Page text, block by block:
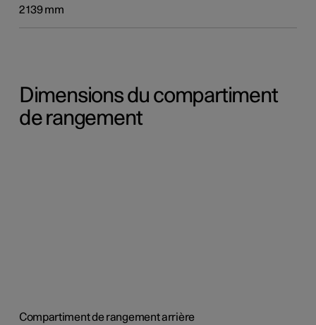
2 139 mm
Dimensions du compartiment
de rangement
Compartiment de rangement arrière